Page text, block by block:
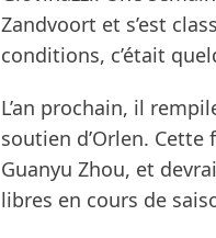
Zandvoort et s’est
conditions, c’était
L’an prochain, il
soutien d’Orlen.
Guanyu Zhou, et
libres en cours de